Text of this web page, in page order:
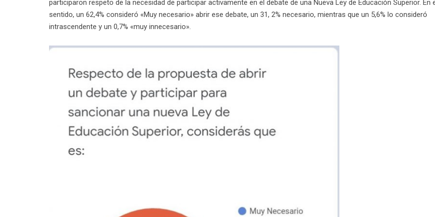
participaron respeto de la necesidad de participar activamente en el debate de una Nueva Ley de Educación Superior. En
sentido, un 62,4% consideró «Muy necesario» abrir ese debate, un 31, 2% necesario, mientras que un 5,6% lo consideró
intrascendente y un 0,7% «muy innecesario».